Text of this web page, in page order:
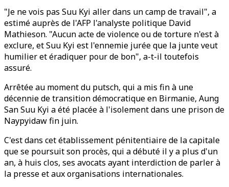
"Je ne vois pas Suu Kyi aller dans un camp de travail", a
estimé auprès de l'AFP l'analyste politique David
Mathieson. "Aucun acte de violence ou de torture n'est à
exclure, et Suu Kyi est l'ennemie jurée que la junte veut
humilier et éradiquer pour de bon", a-t-il toutefois
assuré.
Arrêtée au moment du putsch, qui a mis fin à une
décennie de transition démocratique en Birmanie, Aung
San Suu Kyi a été placée à l'isolement dans une prison de
Naypyidaw fin juin.
C'est dans cet établissement pénitentiaire de la capitale
que se poursuit son procès, qui a débuté il y a plus d'un
an, à huis clos, ses avocats ayant interdiction de parler à
la presse et aux organisations internationales.